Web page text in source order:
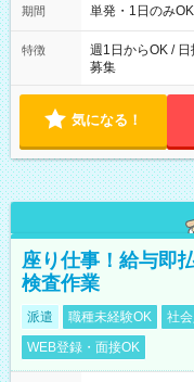
期間 単発・1日のみOK
特徴
週1日からOK /
募集
気になる！
座り仕事！給与即
検査作業
派遣 職種未経験OK 社
WEB登録・面接OK